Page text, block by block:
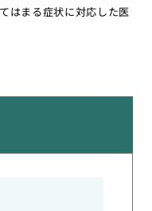
はまる症状に対応した医